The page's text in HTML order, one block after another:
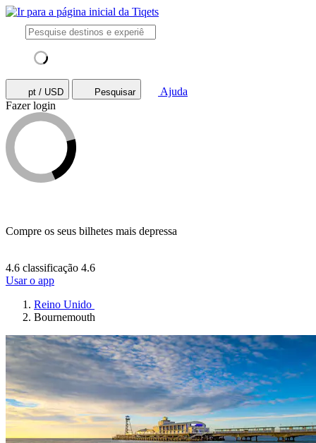
pt / USD Pesquisar
Ajuda
Fazer login
Compre os seus bilhetes mais depressa
4.6 classificação 4.6
Usar o app
Reino Unido
Bournemouth